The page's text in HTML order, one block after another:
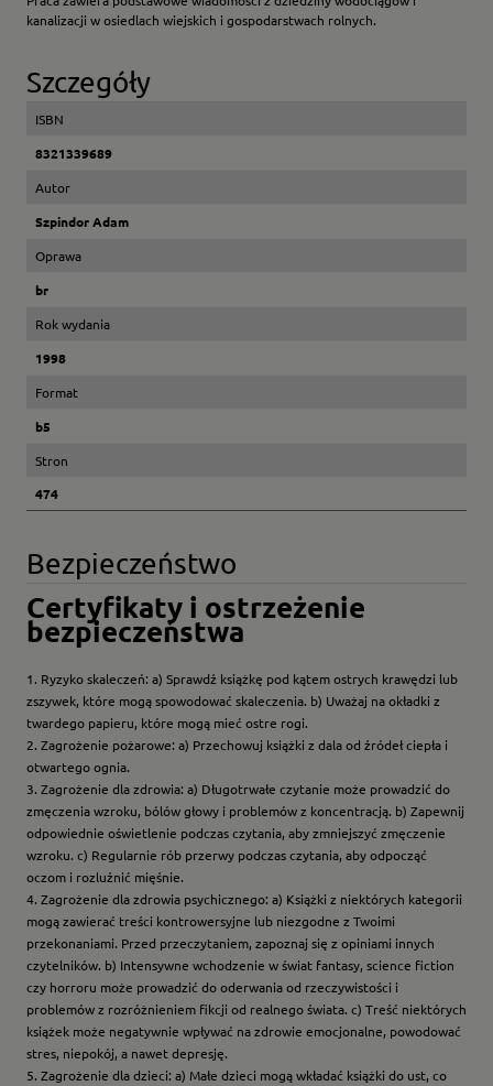
kanalizacji w osiedlach wiejskich i gospodarstwach rolnych.
Szczegóły
ISBN
8321339689
Autor
Szpindor Adam
Oprawa
br
Rok wydania
1998
Format
b5
Stron
474
Bezpieczeństwo
Certyfikaty i ostrzeżenie
bezpieczeństwa
1. Ryzyko skaleczeń: a) Sprawdź książkę pod kątem ostrych krawędzi lub
zszywek, które mogą spowodować skaleczenia. b) Uważaj na okładki z
twardego papieru, które mogą mieć ostre rogi.
2. Zagrożenie pożarowe: a) Przechowuj książki z dala od źródeł ciepła i
otwartego ognia.
3. Zagrożenie dla zdrowia: a) Długotrwałe czytanie może prowadzić do
zmęczenia wzroku, bólów głowy i problemów z koncentracją. b) Zapewnij
odpowiednie oświetlenie podczas czytania, aby zmniejszyć zmęczenie
wzroku. c) Regularnie rób przerwy podczas czytania, aby odpocząć
oczom i rozluźnić mięśnie.
4. Zagrożenie dla zdrowia psychicznego: a) Książki z niektórych kategorii
mogą zawierać treści kontrowersyjne lub niezgodne z Twoimi
przekonaniami. Przed przeczytaniem, zapoznaj się z opiniami innych
czytelników. b) Intensywne wchodzenie w świat fantasy, science fiction
czy horroru może prowadzić do oderwania od rzeczywistości i
problemów z rozróżnieniem fikcji od realnego świata. c) Treść niektórych
książek może negatywnie wpływać na zdrowie emocjonalne, powodować
stres, niepokój, a nawet depresję.
5. Zagrożenie dla dzieci: a) Małe dzieci mogą wkładać książki do ust, co